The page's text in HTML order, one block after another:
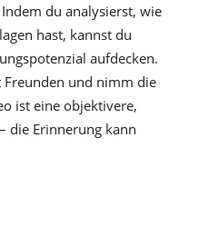
du analysierst, wie
hast, kannst du
aufdecken.
und nimm die
ist eine objektivere,
die Erinnerung kann